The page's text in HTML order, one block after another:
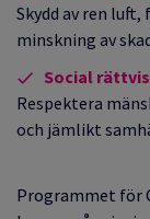
Skydd av ren
minskning av
Social
Respektera
och jämlikt
Programmet för